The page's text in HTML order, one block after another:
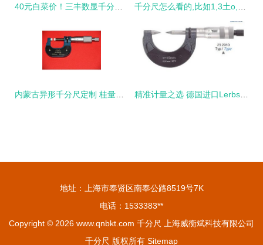
地址：上海市奉贤区南奉公路8519号7K
电话：1533383**
Copyright © 2026 www.qnbkt.com 千分尺
上海威衡斌科技有限公司
千分尺 版权所有 Sitemap